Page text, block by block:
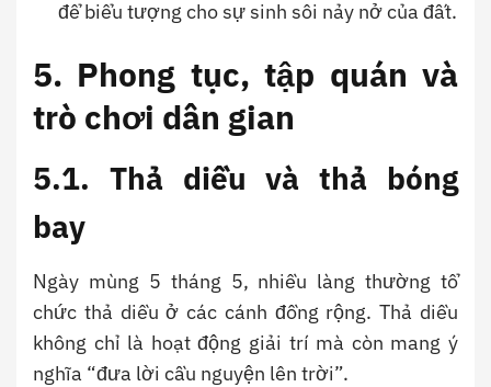
để biểu tượng cho sự sinh sôi nảy nở của đất.
5. Phong tục, tập quán và
trò chơi dân gian
5.1. Thả diều và thả bóng
bay
Ngày mùng 5 tháng 5, nhiều làng thường tổ
chức thả diều ở các cánh đồng rộng. Thả diều
không chỉ là hoạt động giải trí mà còn mang ý
nghĩa “đưa lời cầu nguyện lên trời”.